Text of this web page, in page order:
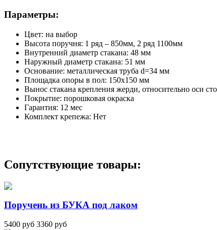
Параметры:
Цвет: на выбор
Высота поручня: 1 ряд – 850мм, 2 ряд 1100мм
Внутренний диаметр стакана: 48 мм
Наружный диаметр стакана: 51 мм
Основание: металлическая труба d=34 мм
Площадка опоры в пол: 150х150 мм
Вынос стакана крепления жерди, относительно оси
Покрытие: порошковая окраска
Гарантия: 12 мес
Комплект крепежа: Нет
Сопутствующие товары:
Поручень из БУКА под лаком
5400 руб 3360 руб